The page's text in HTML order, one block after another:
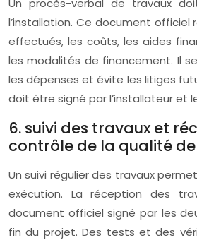
Un procès-verbal de travaux
l’installation. Ce document officiel
effectués, les coûts, les aides
les modalités de financement. Il
les dépenses et évite les litiges
doit être signé par l’installateur et
6. suivi des travaux et
contrôle de la qualité
Un suivi régulier des travaux
exécution. La réception des
document officiel signé par les
fin du projet. Des tests et des